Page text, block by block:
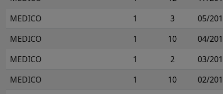
MEDICO
1 3
05/
MEDICO
1 10
04/
MEDICO
1 2
03/
MEDICO
1 10
02/